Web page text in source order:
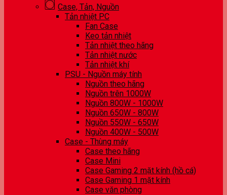
Case, Tản, Nguồn
Tản nhiệt PC
Fan Case
Keo tản nhiệt
Tản nhiệt theo hãng
Tản nhiệt nước
Tản nhiệt khí
PSU - Nguồn máy tính
Nguồn theo hãng
Nguồn trên 1000W
Nguồn 800W - 1000W
Nguồn 650W - 800W
Nguồn 550W - 650W
Nguồn 400W - 500W
Case - Thùng máy
Case theo hãng
Case Mini
Case Gaming 2 mặt kính (hồ cá)
Case Gaming 1 mặt kính
Case văn phòng